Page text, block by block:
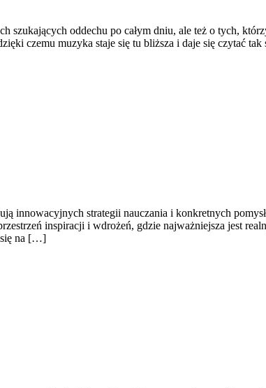
oddechu po całym dniu, ale też o tych,
czemu muzyka staje się tu bliższa i daje się czytać
strategii nauczania i konkretnych
inspiracji i wdrożeń, gdzie najważniejsza jest
się na […]